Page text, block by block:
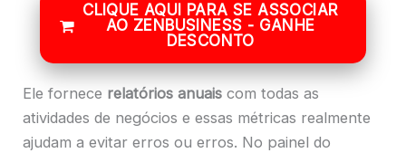
CLIQUE AQUI PARA SE ASSOCIAR
AO ZENBUSINESS - GANHE
DESCONTO
Ele fornece relatórios anuais com todas as
atividades de negócios e essas métricas realmente
ajudam a evitar erros ou erros. No painel do